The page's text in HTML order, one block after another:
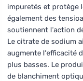
impuretés et protège
également des
soutiennent l'action
Le citrate de sodium
augmente l'efficacité
plus basses. Le
de blanchiment